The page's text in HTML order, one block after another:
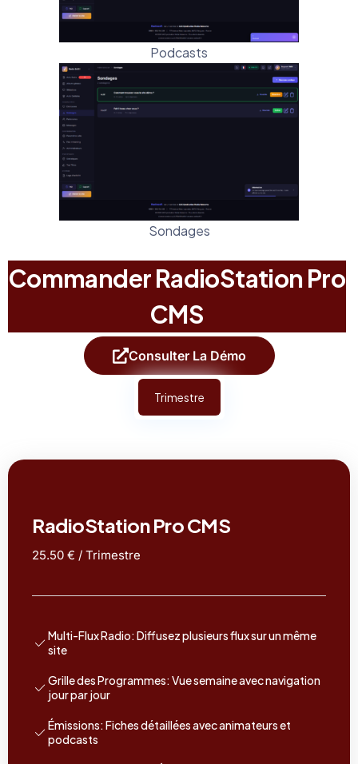
Podcasts
Sondages
Commander RadioStation Pro
CMS
Consulter La Démo
Trimestre
RadioStation Pro CMS
25.50 € / Trimestre
Multi-Flux Radio: Diffusez plusieurs flux sur un même
site
Grille des Programmes: Vue semaine avec navigation
jour par jour
Émissions: Fiches détaillées avec animateurs et
podcasts